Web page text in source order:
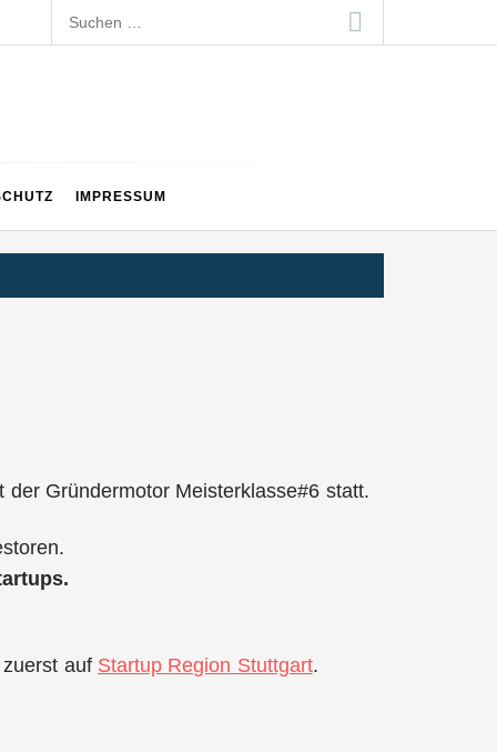
Suchen
nach:
IMPRESSUM
der Gründermotor Meisterklasse#6 statt.
auf Startup Region Stuttgart.